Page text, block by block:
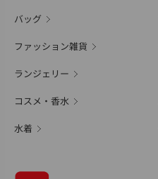
バッグ
ファッション雑貨
ランジェリー
コスメ・香水
水着